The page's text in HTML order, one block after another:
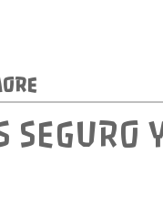
SEGURO